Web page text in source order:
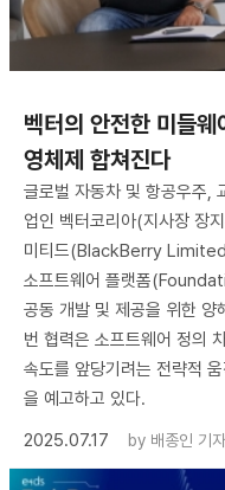
벡터의 안전한 미들
영체제 합쳐진다
글로벌 자동차 및 항공우주,
업인 벡터코리아(지사장 장
미티드(BlackBerry Limited)
소프트웨어 플랫폼
공동 개발 및 제공을 위한 양
번 협력은 소프트웨어 정의
속도를 앞당기려는 전략적
을 예고하고 있다.
2025.07.17
by 배종인 기자